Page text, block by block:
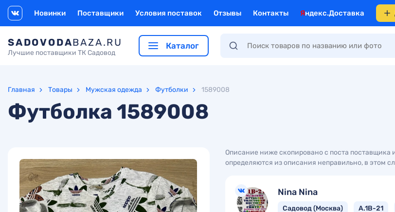
Новинки Поставщики Условия поставок Отзывы Контакты Яндекс.Доставка
SADOVODABAZA.RU
Лучшие поставщики ТК Садовод
Каталог
Главная Товары Мужская одежда Футболки 1589008
Футболка 1589008
Описание ниже скопировано с поста поставщика
определяются из описания неправильно, в этом
Nina Nina
Садовод (Москва) А.1В-21